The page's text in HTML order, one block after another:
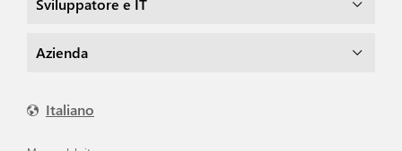
Sviluppatore e IT
Azienda
Italiano